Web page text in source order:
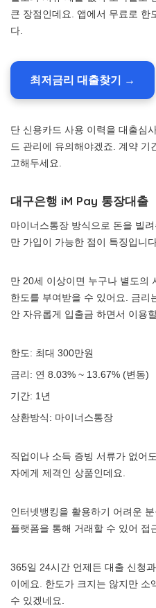
큰 장점인데요. 앱에서 무료로 한
다.
최저금리 대출찾기 →
단 신용카드 사용 이력을 대출심
드 관리에 유의해야겠죠. 계약
고해두세요.
대구은행 iM Pay 통장대출
마이너스통장 방식으로 돈을 빌
만 가입이 가능한 점이 특징입니
만 20세 이상이면 누구나 별도의
한도를 부여받을 수 있어요. 금리
안 자유롭게 입출금 하면서 이용
한도: 최대 300만원
금리: 연 8.03% ~ 13.67% (변동)
기간: 1년
상환방식: 마이너스통장
직업이나 소득 증빙 서류가 없어
자에게 제격인 상품인데요.
인터넷뱅킹을 활용하기 어려운
플랫폼을 통해 거래할 수 있어 접
365일 24시간 언제든 대출 신청
이에요. 한도가 크지는 않지만 소
수 있겠네요.